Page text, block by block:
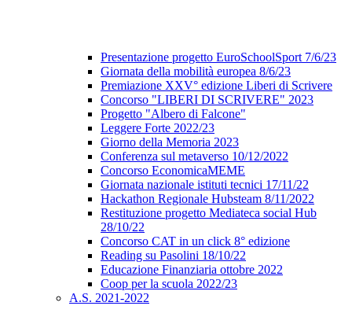
Presentazione progetto EuroSchoolSport 7/6/23
Giornata della mobilità europea 8/6/23
Premiazione XXV° edizione Liberi di Scrivere
Concorso "LIBERI DI SCRIVERE" 2023
Progetto "Albero di Falcone"
Leggere Forte 2022/23
Giorno della Memoria 2023
Conferenza sul metaverso 10/12/2022
Concorso EconomicaMEME
Giornata nazionale istituti tecnici 17/11/22
Hackathon Regionale Hubsteam 8/11/2022
Restituzione progetto Mediateca social Hub
28/10/22
Concorso CAT in un click 8° edizione
Reading su Pasolini 18/10/22
Educazione Finanziaria ottobre 2022
Coop per la scuola 2022/23
A.S. 2021-2022